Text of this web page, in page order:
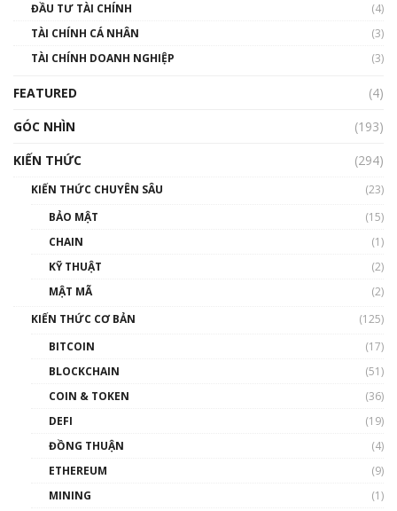
00:02:14
Nhìn lại năm 2022: Những sự kiện ảnh hưởng
đến hệ sinh thái tiền mã hoá | Phổ cập
00:43:47
như thể nào?
00:39:31
Phổ cập Blockchain
ĐẦU TƯ TÀI CHÍNH
(4)
TÀI CHÍNH CÁ NHÂN
(3)
TÀI CHÍNH DOANH NGHIỆP
(3)
FEATURED
(4)
GÓC NHÌN
(193)
KIẾN THỨC
(294)
KIẾN THỨC CHUYÊN SÂU
(23)
BẢO MẬT
(15)
CHAIN
(1)
KỸ THUẬT
(2)
MẬT MÃ
(2)
KIẾN THỨC CƠ BẢN
(125)
BITCOIN
(17)
BLOCKCHAIN
(51)
COIN & TOKEN
(36)
DEFI
(19)
ĐỒNG THUẬN
(4)
ETHEREUM
(9)
MINING
(1)